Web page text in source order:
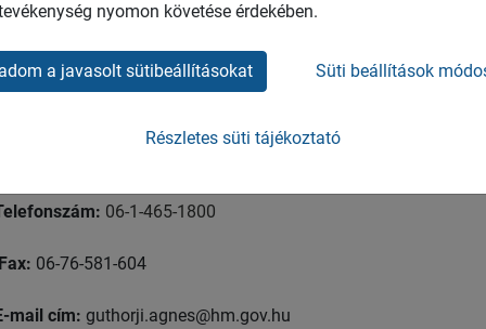
Juditorvos
06-1-465-1800
Fax: 06-76-581-604
mail cím: guthorji.agnes@hm.gov.hu
nyomon követése érdekében.
a javasolt sütibeállításokat Süti beállítások
Részletes süti tájékoztató